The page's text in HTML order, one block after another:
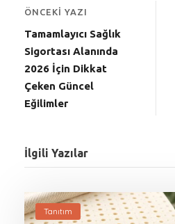
ÖNCEKI YAZI
Tamamlayıcı Sağlık
Sigortası Alanında
2026 İçin Dikkat
Çeken Güncel
Eğilimler
İlgili Yazılar
Tanıtım